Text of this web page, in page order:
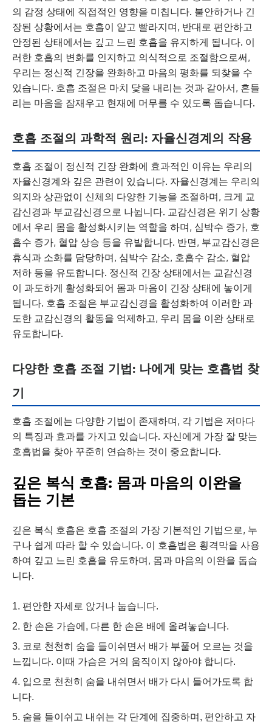
의 감정 상태에 직접적인 영향을 미칩니다. 불안하거나 긴
장된 상황에서는 호흡이 얕고 빨라지며, 반대로 편안하고
안정된 상태에서는 깊고 느린 호흡을 유지하게 됩니다. 이
러한 호흡의 변화를 인지하고 의식적으로 조절함으로써,
우리는 정신적 긴장을 완화하고 마음의 평화를 되찾을 수
있습니다. 호흡 조절은 마치 닻을 내리는 것과 같아서, 흔들
리는 마음을 잠재우고 현재에 머무를 수 있도록 돕습니다.
호흡 조절의 과학적 원리: 자율신경계의 작용
호흡 조절이 정신적 긴장 완화에 효과적인 이유는 우리의
자율신경계와 깊은 관련이 있습니다. 자율신경계는 우리의
의지와 상관없이 신체의 다양한 기능을 조절하며, 크게 교
감신경과 부교감신경으로 나뉩니다. 교감신경은 위기 상황
에서 우리 몸을 활성화시키는 역할을 하며, 심박수 증가, 호
흡수 증가, 혈압 상승 등을 유발합니다. 반면, 부교감신경은
휴식과 소화를 담당하며, 심박수 감소, 호흡수 감소, 혈압
저하 등을 유도합니다. 정신적 긴장 상태에서는 교감신경
이 과도하게 활성화되어 몸과 마음이 긴장 상태에 놓이게
됩니다. 호흡 조절은 부교감신경을 활성화하여 이러한 과
도한 교감신경의 활동을 억제하고, 우리 몸을 이완 상태로
유도합니다.
다양한 호흡 조절 기법: 나에게 맞는 호흡법 찾
기
호흡 조절에는 다양한 기법이 존재하며, 각 기법은 저마다
의 특징과 효과를 가지고 있습니다. 자신에게 가장 잘 맞는
호흡법을 찾아 꾸준히 연습하는 것이 중요합니다.
깊은 복식 호흡: 몸과 마음의 이완을
돕는 기본
깊은 복식 호흡은 호흡 조절의 가장 기본적인 기법으로, 누
구나 쉽게 따라 할 수 있습니다. 이 호흡법은 횡격막을 사용
하여 깊고 느린 호흡을 유도하며, 몸과 마음의 이완을 돕습
니다.
편안한 자세로 앉거나 눕습니다.
한 손은 가슴에, 다른 한 손은 배에 올려놓습니다.
코로 천천히 숨을 들이쉬면서 배가 부풀어 오르는 것을
느낍니다. 이때 가슴은 거의 움직이지 않아야 합니다.
입으로 천천히 숨을 내쉬면서 배가 다시 들어가도록 합
니다.
숨을 들이쉬고 내쉬는 각 단계에 집중하며, 편안하고 자